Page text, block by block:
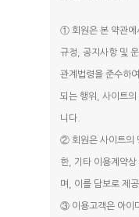
① 회원은 본 약관에
규정, 공지사항 및
관계법령을 준수하
되는 행위, 사이트의
니다.
② 회원은 사이트의
한, 기타 이용계약
며, 이를 담보로 제
③ 이용고객은 아이